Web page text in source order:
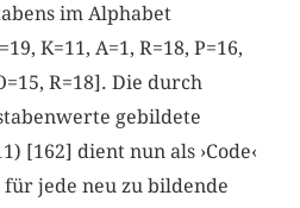
im Alphabet
K=11, A=1, R=18, P=16,
R=18]. Die durch
gebildete
[162] dient nun als ›Code‹
für jede neu zu bildende